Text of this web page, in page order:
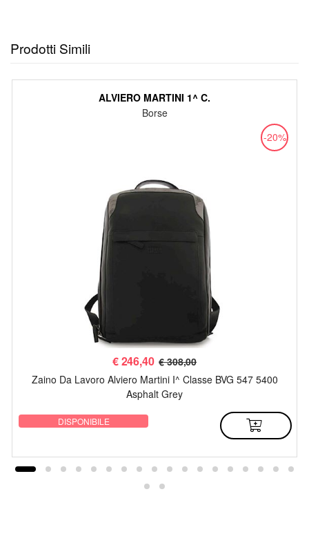
Prodotti Simili
ALVIERO MARTINI 1^ C.
Borse
-20%
€246,40 € 308,00
Zaino Da Lavoro Alviero Martini I^ Classe BVG 547 5400
Asphalt Grey
DISPONIBILE